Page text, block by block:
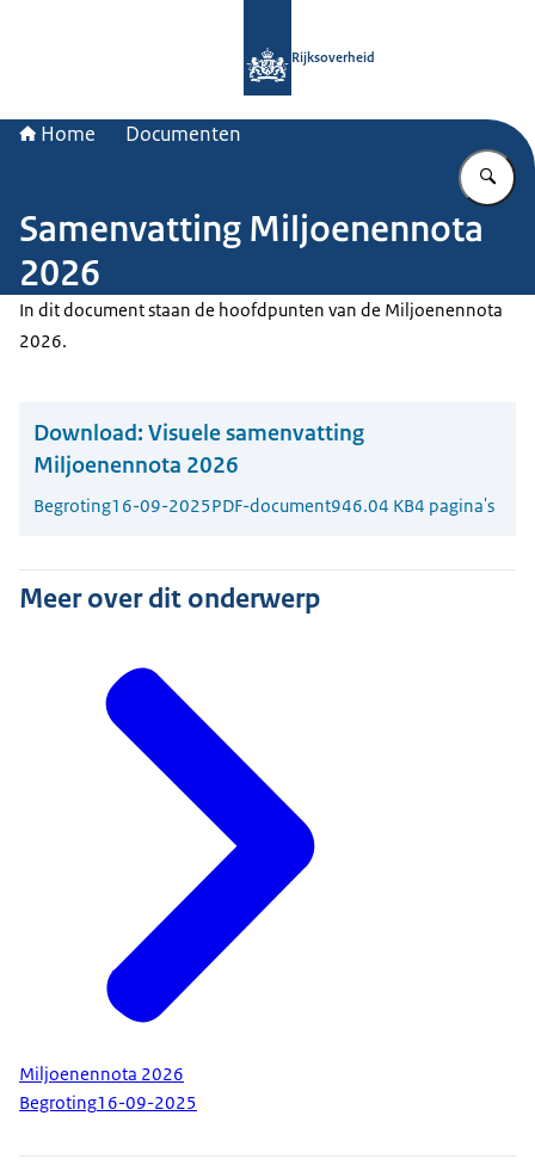
Rijksoverheid
Home Documenten
Samenvatting Miljoenennota
2026
In dit document staan de hoofdpunten van de Miljoenennota
2026.
Download: Visuele samenvatting
Miljoenennota 2026
Begroting16-09-2025PDF-document946.04 KB4 pagina's
Meer over dit onderwerp
Miljoenennota 2026
Begroting16-09-2025